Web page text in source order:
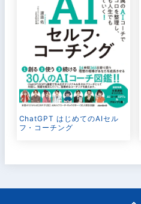
ChatGPT はじめてのAIセル
フ・コーチング